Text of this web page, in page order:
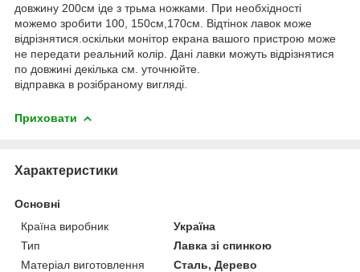
довжину 200см іде з трьма ножками. При необхідності
можемо зробити 100, 150см,170см. Відтінок лавок може
відрізнятися.оскільки монітор екрана вашого пристрою може
не передати реальний колір. Дані лавки можуть відрізнятися
по довжині декілька см. уточнюйте.
відправка в розібраному вигляді.
Приховати
Характеристики
Основні
Країна виробник
Україна
Тип
Лавка зі спинкою
Матеріал виготовлення
Сталь, Дерево